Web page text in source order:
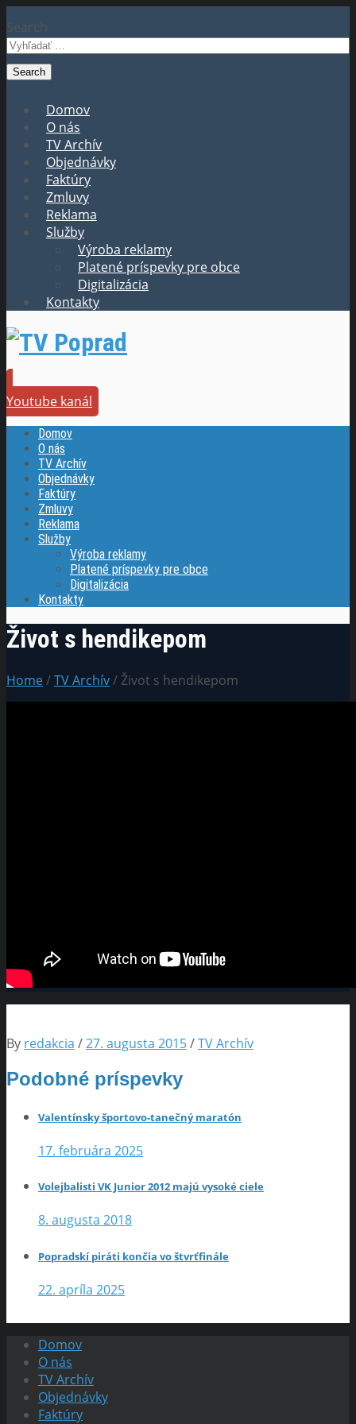
Search
Domov
O nás
TV Archív
Objednávky
Faktúry
Zmluvy
Reklama
Služby
Výroba reklamy
Platené príspevky pre obce
Digitalizácia
Kontakty
Youtube kanál
Domov
O nás
TV Archív
Objednávky
Faktúry
Zmluvy
Reklama
Služby
Výroba reklamy
Platené príspevky pre obce
Digitalizácia
Kontakty
Život s hendikepom
Home/TV Archív/ Život s hendikepom
By redakcia /27. augusta 2015/TV Archív
Podobné príspevky
Valentínsky športovo-tanečný maratón
17. februára 2025
Volejbalisti VK Junior 2012 majú vysoké ciele
8. augusta 2018
Popradskí piráti končia vo štvrťfinále
22. apríla 2025
Domov
O nás
TV Archív
Objednávky
Faktúry